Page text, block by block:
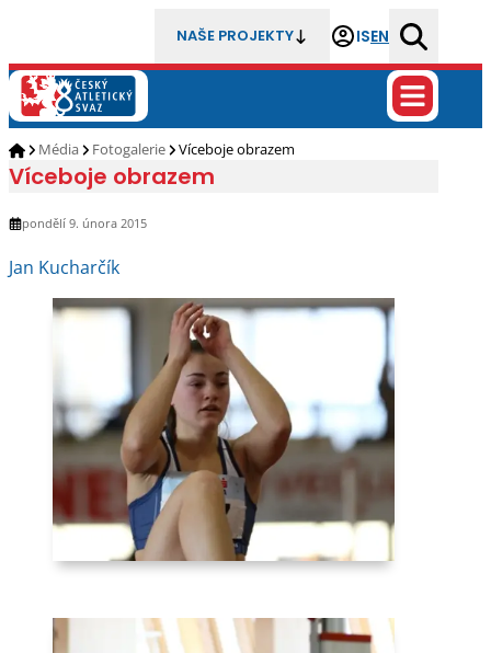
NAŠE PROJEKTY ISEN
Média Fotogalerie Víceboje obrazem
Víceboje obrazem
pondělí 9. února 2015
Jan Kucharčík